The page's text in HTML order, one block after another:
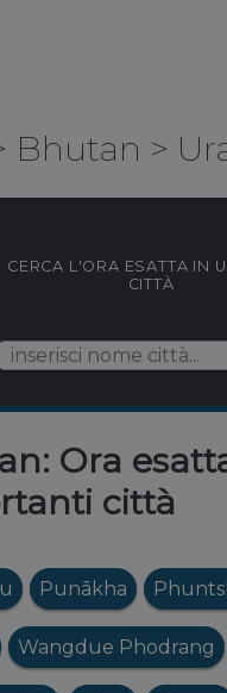
Bhutan >
CERCA L'ORA ESATTA IN
CITTÀ
Ora
città
Punākha
Wangdue Phodrang